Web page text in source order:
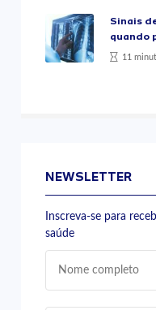
Sinais
quando
11
NEWSLETTER
Inscreva-se para
saúde